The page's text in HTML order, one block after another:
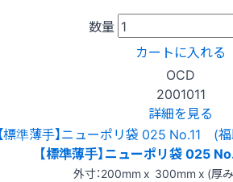
数量
カートに入れる
OCD
2001011
詳細を見る
【標準薄手】ニューポリ袋 025
外寸：200mm x 300mm x (厚